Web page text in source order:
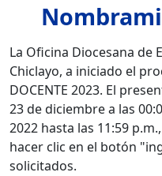
La Oficina Diocesana de
Chiclayo, a iniciado el
DOCENTE 2023. El
23 de diciembre a las
2022 hasta las 11:59
hacer clic en el botón
solicitados.